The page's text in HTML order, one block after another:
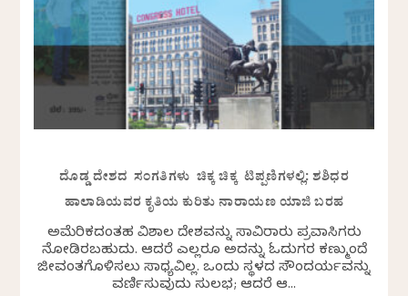
ದೊಡ್ಡ ದೇಶದ ಸಂಗತಿಗಳು ಚಿಕ್ಕ ಚಿಕ್ಕ ಟಿಪ್ಪಣಿಗಳಲ್ಲಿ: ಶಶಿಧರ
ಹಾಲಾಡಿಯವರ ಕೃತಿಯ ಕುರಿತು ನಾರಾಯಣ ಯಾಜಿ ಬರಹ
ಅಮೆರಿಕದಂತಹ ವಿಶಾಲ ದೇಶವನ್ನು ಸಾವಿರಾರು ಪ್ರವಾಸಿಗರು
ನೋಡಿರಬಹುದು. ಆದರೆ ಎಲ್ಲರೂ ಅದನ್ನು ಓದುಗರ ಕಣ್ಮುಂದೆ
ಜೀವಂತಗೊಳಿಸಲು ಸಾಧ್ಯವಿಲ್ಲ. ಒಂದು ಸ್ಥಳದ ಸೌಂದರ್ಯವನ್ನು
ವರ್ಣಿಸುವುದು ಸುಲಭ; ಆದರೆ ಆ...